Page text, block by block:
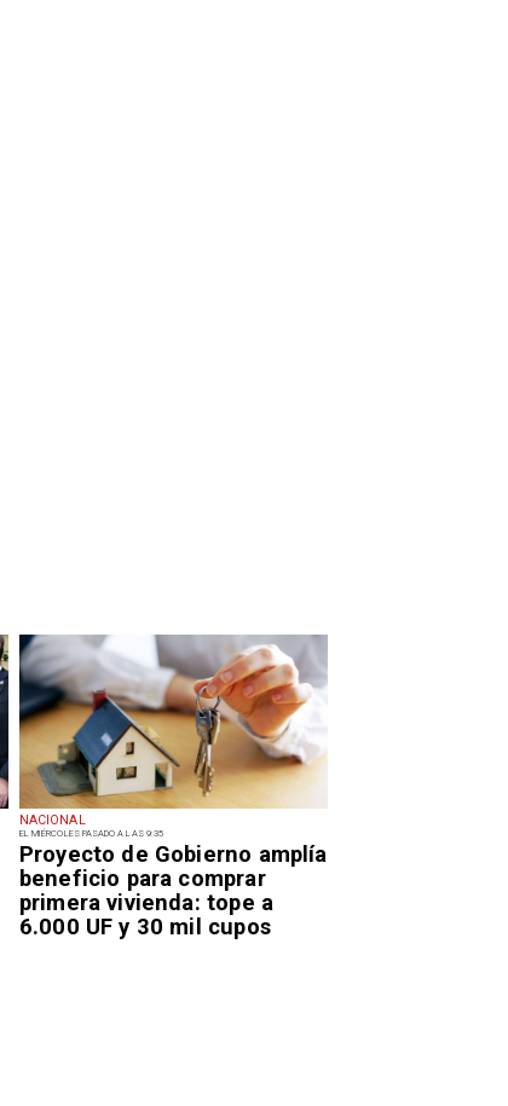
NACIONAL
EL MIÉRCOLES PASADO A LAS 9:35
Proyecto de Gobierno amplía
beneficio para comprar
primera vivienda: tope a
6.000 UF y 30 mil cupos